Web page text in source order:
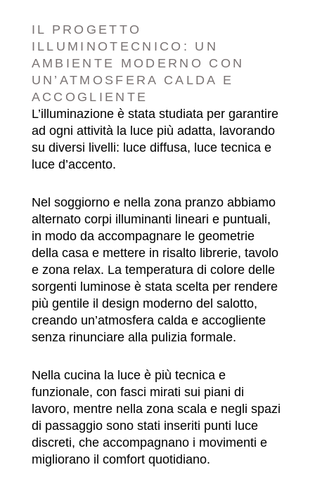
IL PROGETTO
ILLUMINOTECNICO: UN
AMBIENTE MODERNO CON
UN’ATMOSFERA CALDA E
ACCOGLIENTE
L’illuminazione è stata studiata per garantire
ad ogni attività la luce più adatta, lavorando
su diversi livelli: luce diffusa, luce tecnica e
luce d’accento.
Nel soggiorno e nella zona pranzo abbiamo
alternato corpi illuminanti lineari e puntuali,
in modo da accompagnare le geometrie
della casa e mettere in risalto librerie, tavolo
e zona relax. La temperatura di colore delle
sorgenti luminose è stata scelta per rendere
più gentile il design moderno del salotto,
creando un’atmosfera calda e accogliente
senza rinunciare alla pulizia formale.
Nella cucina la luce è più tecnica e
funzionale, con fasci mirati sui piani di
lavoro, mentre nella zona scala e negli spazi
di passaggio sono stati inseriti punti luce
discreti, che accompagnano i movimenti e
migliorano il comfort quotidiano.